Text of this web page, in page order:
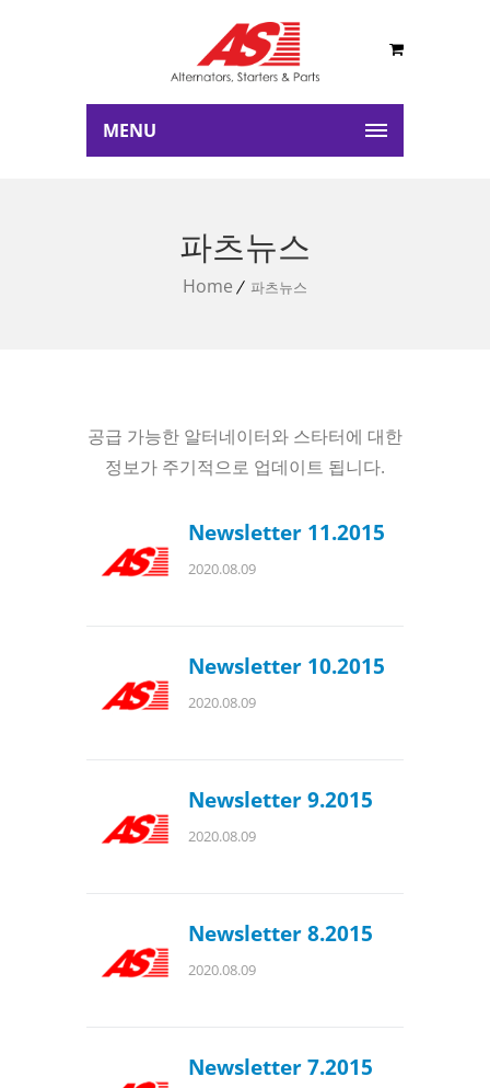
MENU
파츠뉴스
Home 파츠뉴스
공급 가능한 알터네이터와 스타터에 대한
정보가 주기적으로 업데이트 됩니다.
Newsletter 11.2015
2020.08.09
Newsletter 10.2015
2020.08.09
Newsletter 9.2015
2020.08.09
Newsletter 8.2015
2020.08.09
Newsletter 7.2015